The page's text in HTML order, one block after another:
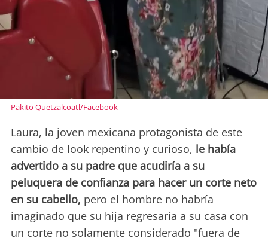
Pakito Quetzalcoatl/Facebook
Laura, la joven mexicana protagonista de este
cambio de look repentino y curioso, le había
advertido a su padre que acudiría a su
peluquera de confianza para hacer un corte neto
en su cabello, pero el hombre no habría
imaginado que su hija regresaría a su casa con
un corte no solamente considerado "fuera de